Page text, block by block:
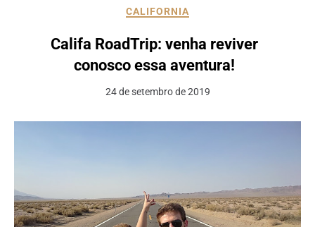
CALIFORNIA
Califa RoadTrip: venha reviver
conosco essa aventura!
24 de setembro de 2019